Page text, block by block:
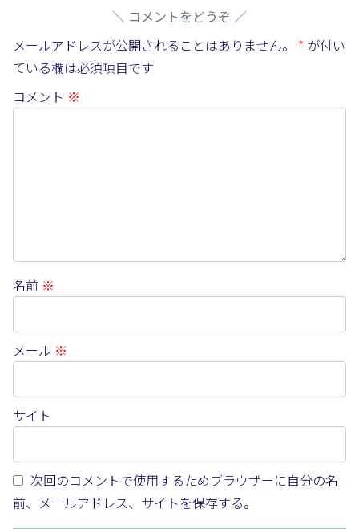
コメントをどうぞ
メールアドレスが公開されることはありません。
* が付い
ている欄は必須項目です
コメント ※
名前 ※
メール ※
サイト
次回のコメントで使用するためブラウザーに自分の名
前、メールアドレス、サイトを保存する。